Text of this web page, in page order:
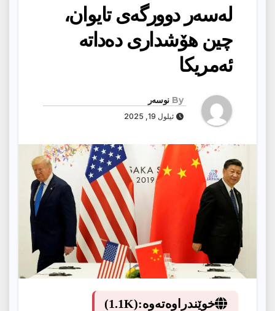
لەسەر دوورگەی تایوان،
چین هۆشداری دەداتە
ئەمریكا
By نوسەر
ئیلول 19, 2025
خوێندراوەتەوە:(1.1K)